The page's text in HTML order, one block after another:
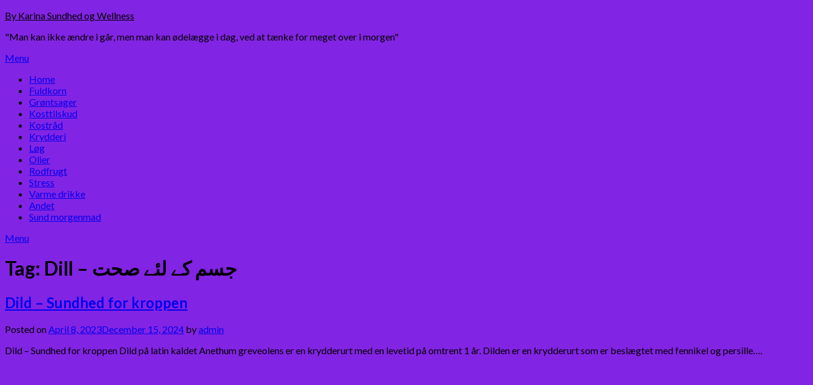
Skip
content
By Karina Sundhed og Wellness
"Man kan ikke ændre i går, men man kan ødelægge i dag, ved at tænke for meget over i morgen"
Menu
Home
Fuldkorn
Grøntsager
Kosttilskud
Kostråd
Krydderi
Løg
Olier
Rodfrugt
Stress
Varme drikke
Andet
Sund morgenmad
Menu
Tag: Dill – جسم کے لئے صحت
Dild – Sundhed for kroppen
Posted on April 8, 2023December 15, 2024 byadmin
Dild – Sundhed for kroppen Dild på latin kaldet Anethum greveolens er en krydderurt med en levetid på omtrent 1 år. Dilden er en krydderurt som er beslægtet med fennikel og persille….